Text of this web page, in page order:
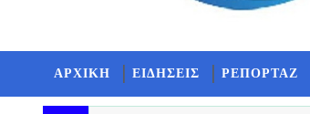
ΑΡΧΙΚΗ ΕΙΔΗΣΕΙΣ ΡΕΠΟΡΤΑΖ